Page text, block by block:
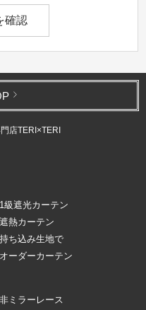
確認
店TERI×TERI
1級遮光カーテン
遮熱カーテン
持ち込み生地で
オーダーカーテン
非ミラーレース